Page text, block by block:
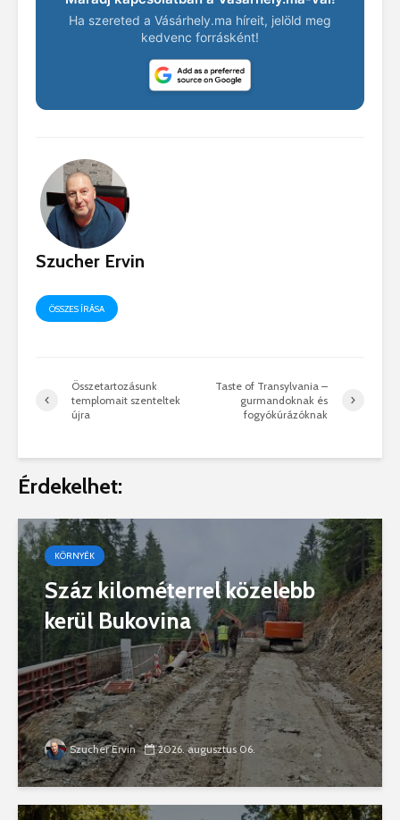
Ha szereted a Vásárhely.ma híreit, jelöld meg
kedvenc forrásként!
Szucher Ervin
ÖSSZES ÍRÁSA
Összetartozásunk
templomait szenteltek
újra
Taste of Transylvania –
gurmandoknak és
fogyókúrázóknak
Érdekelhet:
KÖRNYÉK
Száz kilométerrel közelebb
kerül Bukovina
Szucher Ervin 2026. augusztus 06.